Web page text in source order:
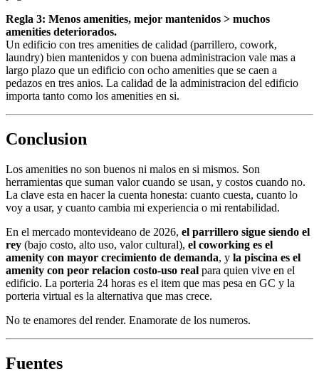
Regla 3: Menos amenities, mejor mantenidos > muchos
amenities deteriorados.
Un edificio con tres amenities de calidad (parrillero, cowork,
laundry) bien mantenidos y con buena administracion vale mas a
largo plazo que un edificio con ocho amenities que se caen a
pedazos en tres anios. La calidad de la administracion del edificio
importa tanto como los amenities en si.
Conclusion
Los amenities no son buenos ni malos en si mismos. Son
herramientas que suman valor cuando se usan, y costos cuando no.
La clave esta en hacer la cuenta honesta: cuanto cuesta, cuanto lo
voy a usar, y cuanto cambia mi experiencia o mi rentabilidad.
En el mercado montevideano de 2026, el parrillero sigue siendo el
rey (bajo costo, alto uso, valor cultural), el coworking es el
amenity con mayor crecimiento de demanda, y la piscina es el
amenity con peor relacion costo-uso real para quien vive en el
edificio. La porteria 24 horas es el item que mas pesa en GC y la
porteria virtual es la alternativa que mas crece.
No te enamores del render. Enamorate de los numeros.
Fuentes